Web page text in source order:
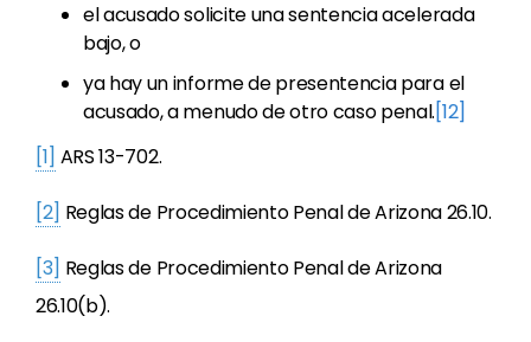
el acusado solicite una sentencia acelerada
bajo, o
ya hay un informe de presentencia para el
acusado, a menudo de otro caso penal.[12]
[1] ARS 13-702.
[2] Reglas de Procedimiento Penal de Arizona 26.10.
[3] Reglas de Procedimiento Penal de Arizona
26.10(b).